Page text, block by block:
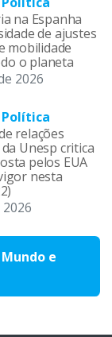
na Espanha
de ajustes
mobilidade
o planeta
2026
Política
relações
Unesp critica
pelos EUA
nesta
e